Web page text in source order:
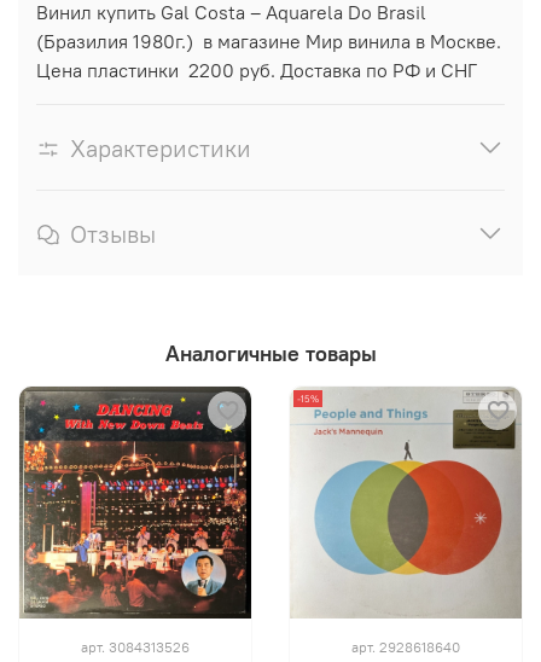
Винил купить Gal Costa ‎– Aquarela Do Brasil
(Бразилия 1980г.) в магазине Мир винила в Москве.
Цена пластинки 2200 руб. Доставка по РФ и СНГ
Характеристики
Отзывы
Аналогичные товары
арт. 3084313526
-15%
арт. 2928618640